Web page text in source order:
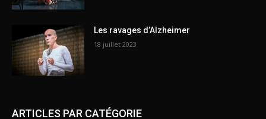
Les ravages d’Alzheimer
18 juillet 2023
ARTICLES PAR CATÉGORIE